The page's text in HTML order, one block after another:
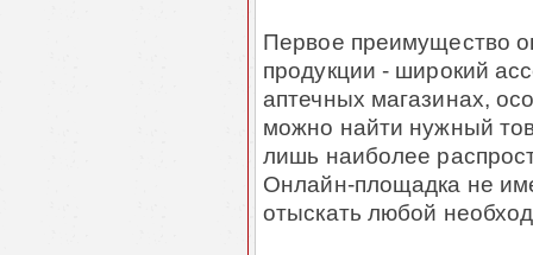
Первое преимущество
продукции - широкий
аптечных магазинах,
можно найти нужный
лишь наиболее
Онлайн-площадка не
отыскать любой